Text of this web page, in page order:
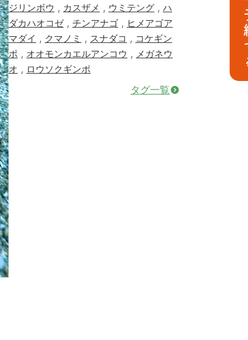
ジリンボウ , カスザメ , ウミテング , ハ
ダカハオコゼ, チンアナゴ , ヒメアゴア
マダイ , クマノミ , スナダコ , コケギン
ポ , オオモンカエルアンコウ , メガネウ
オ , ロウソクギンポ
タグ一覧